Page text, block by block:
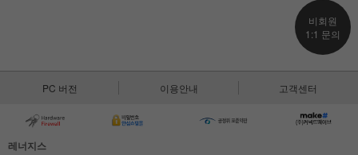
비회원
1:1 문의
PC 버전 이용안내 고객센터
레너지스